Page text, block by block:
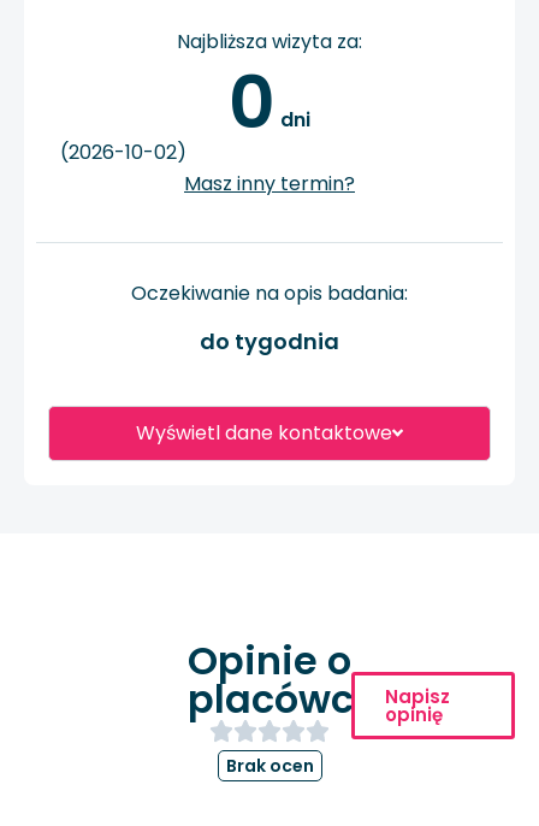
Wyświetl dane kontaktowe
Najbliższa wizyta za:
0 dni
(2026-10-02)
Masz inny termin?
Oczekiwanie na opis badania:
do tygodnia
Opinie o
placówce
Brak ocen
Napisz
opinię